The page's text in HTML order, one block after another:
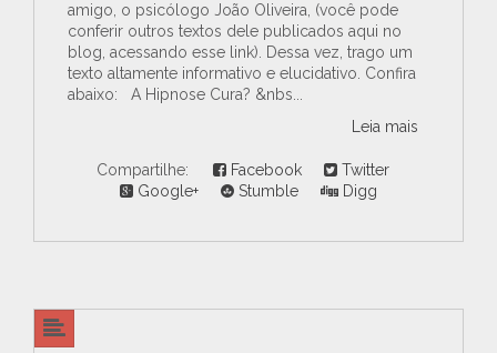
amigo, o psicólogo João Oliveira, (você pode
conferir outros textos dele publicados aqui no
blog, acessando esse link). Dessa vez, trago um
texto altamente informativo e elucidativo. Confira
abaixo: A Hipnose Cura? &nbs...
Leia mais
Compartilhe: Facebook
Twitter
Google+
Stumble Digg